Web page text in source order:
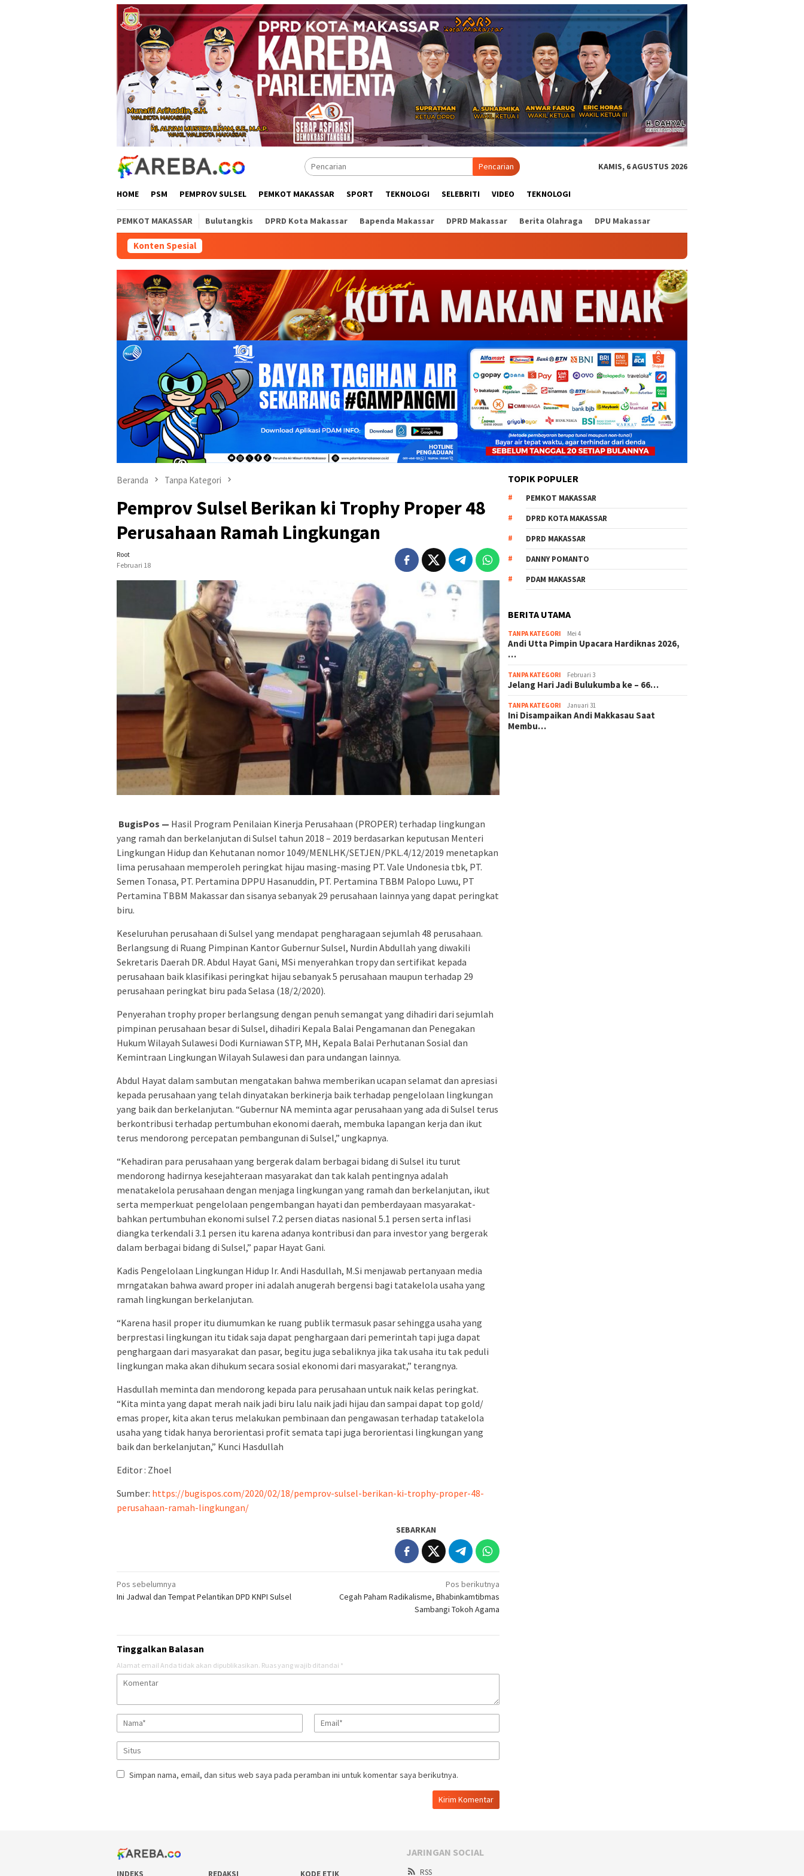
Pencarian KAMIS, 6 AGUSTUS 2026
HOME PSM PEMPROV SULSEL PEMKOT MAKASSAR SPORT TEKNOLOGI SELEBRITI VIDEO TEKNOLOGI
PEMKOT MAKASSAR Bulutangkis DPRD Kota Makassar Bapenda Makassar DPRD Makassar Berita Olahraga DPU Makassar
Konten Spesial
Beranda Tanpa Kategori
Pemprov Sulsel Berikan ki Trophy Proper 48
Perusahaan Ramah Lingkungan
Root
Februari 18
BugisPos — Hasil Program Penilaian Kinerja Perusahaan (PROPER) terhadap lingkungan
yang ramah dan berkelanjutan di Sulsel tahun 2018 – 2019 berdasarkan keputusan Menteri
Lingkungan Hidup dan Kehutanan nomor 1049/MENLHK/SETJEN/PKL.4/12/2019 menetapkan
lima perusahaan memperoleh peringkat hijau masing-masing PT. Vale Undonesia tbk, PT.
Semen Tonasa, PT. Pertamina DPPU Hasanuddin, PT. Pertamina TBBM Palopo Luwu, PT
Pertamina TBBM Makassar dan sisanya sebanyak 29 perusahaan lainnya yang dapat peringkat
biru.
Keseluruhan perusahaan di Sulsel yang mendapat pengharagaan sejumlah 48 perusahaan.
Berlangsung di Ruang Pimpinan Kantor Gubernur Sulsel, Nurdin Abdullah yang diwakili
Sekretaris Daerah DR. Abdul Hayat Gani, MSi menyerahkan tropy dan sertifikat kepada
perusahaan baik klasifikasi peringkat hijau sebanyak 5 perusahaan maupun terhadap 29
perusahaan peringkat biru pada Selasa (18/2/2020).
Penyerahan trophy proper berlangsung dengan penuh semangat yang dihadiri dari sejumlah
pimpinan perusahaan besar di Sulsel, dihadiri Kepala Balai Pengamanan dan Penegakan
Hukum Wilayah Sulawesi Dodi Kurniawan STP, MH, Kepala Balai Perhutanan Sosial dan
Kemintraan Lingkungan Wilayah Sulawesi dan para undangan lainnya.
Abdul Hayat dalam sambutan mengatakan bahwa memberikan ucapan selamat dan apresiasi
kepada perusahaan yang telah dinyatakan berkinerja baik terhadap pengelolaan lingkungan
yang baik dan berkelanjutan. “Gubernur NA meminta agar perusahaan yang ada di Sulsel terus
berkontribusi terhadap pertumbuhan ekonomi daerah, membuka lapangan kerja dan ikut
terus mendorong percepatan pembangunan di Sulsel,” ungkapnya.
“Kehadiran para perusahaan yang bergerak dalam berbagai bidang di Sulsel itu turut
mendorong hadirnya kesejahteraan masyarakat dan tak kalah pentingnya adalah
menatakelola perusahaan dengan menjaga lingkungan yang ramah dan berkelanjutan, ikut
serta memperkuat pengelolaan pengembangan hayati dan pemberdayaan masyarakat-
bahkan pertumbuhan ekonomi sulsel 7.2 persen diatas nasional 5.1 persen serta inflasi
diangka terkendali 3.1 persen itu karena adanya kontribusi dan para investor yang bergerak
dalam berbagai bidang di Sulsel,” papar Hayat Gani.
Kadis Pengelolaan Lingkungan Hidup Ir. Andi Hasdullah, M.Si menjawab pertanyaan media
mrngatakan bahwa award proper ini adalah anugerah bergensi bagi tatakelola usaha yang
ramah lingkungan berkelanjutan.
“Karena hasil proper itu diumumkan ke ruang publik termasuk pasar sehingga usaha yang
berprestasi lingkungan itu tidak saja dapat penghargaan dari pemerintah tapi juga dapat
penghargaan dari masyarakat dan pasar, begitu juga sebaliknya jika tak usaha itu tak peduli
lingkungan maka akan dihukum secara sosial ekonomi dari masyarakat,” terangnya.
Hasdullah meminta dan mendorong kepada para perusahaan untuk naik kelas peringkat.
“Kita minta yang dapat merah naik jadi biru lalu naik jadi hijau dan sampai dapat top gold/
emas proper, kita akan terus melakukan pembinaan dan pengawasan terhadap tatakelola
usaha yang tidak hanya berorientasi profit semata tapi juga berorientasi lingkungan yang
baik dan berkelanjutan,” Kunci Hasdullah
Editor : Zhoel
Sumber: https://bugispos.com/2020/02/18/pemprov-sulsel-berikan-ki-trophy-proper-48-
perusahaan-ramah-lingkungan/
SEBARKAN
Navigasi
pos
Pos sebelumnya
Ini Jadwal dan Tempat Pelantikan DPD KNPI Sulsel
Pos berikutnya
Cegah Paham Radikalisme, Bhabinkamtibmas
Sambangi Tokoh Agama
Tinggalkan Balasan
Alamat email Anda tidak akan dipublikasikan. Ruas yang wajib ditandai *
Simpan nama, email, dan situs web saya pada peramban ini untuk komentar saya berikutnya.
TOPIK POPULER
PEMKOT MAKASSAR
DPRD KOTA MAKASSAR
DPRD MAKASSAR
DANNY POMANTO
PDAM MAKASSAR
BERITA UTAMA
TANPA KATEGORI Mei 4
Andi Utta Pimpin Upacara Hardiknas 2026,
…
TANPA KATEGORI Februari 3
Jelang Hari Jadi Bulukumba ke – 66…
TANPA KATEGORI Januari 31
Ini Disampaikan Andi Makkasau Saat
Membu…
INDEKS REDAKSI KODE ETIK
JARINGAN SOCIAL
RSS